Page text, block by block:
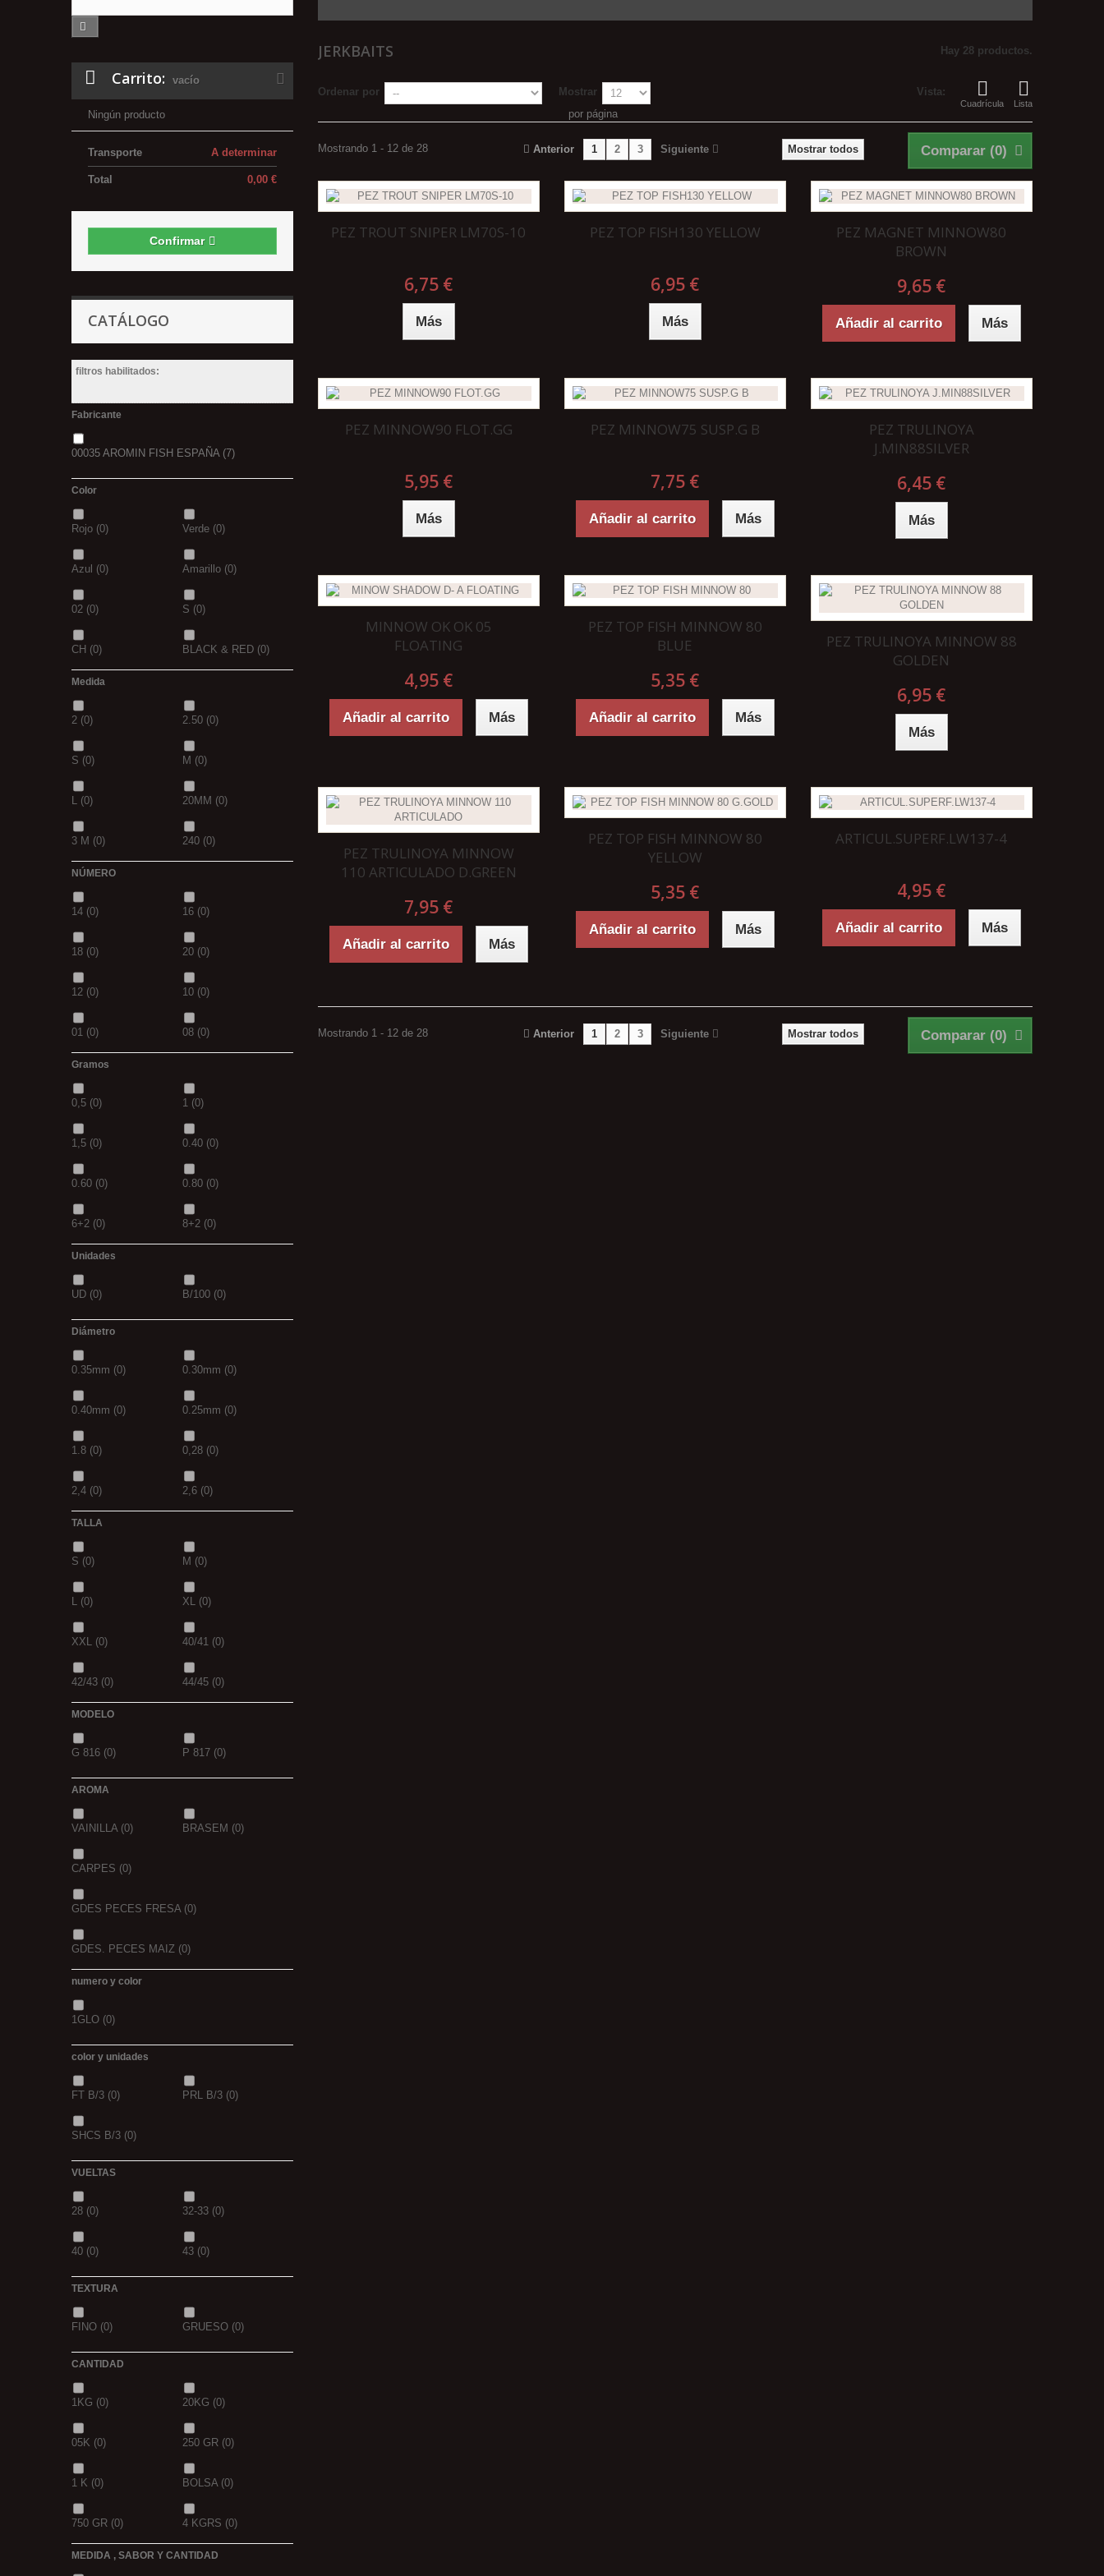
Carrito: vacío
Ningún producto
A determinar
Transporte
0,00 €
Total
Confirmar
CATÁLOGO
filtros habilitados:
Fabricante
00035 AROMIN FISH ESPAÑA(7)
Color
Rojo (0) Verde (0)
Azul (0) Amarillo (0)
02 (0) S (0)
CH (0) BLACK & RED (0)
(0) (0)
(0) (0)
(0)
(0) (0)
D.GREN PURPLE
18(0) blanca
Medida
2 (0) 2.50 (0)
S (0) M (0)
L (0) 20MM (0)
3 M (0) 240 (0)
(0) (0)
(0) (0)
8MM (0) 2 M (0)
(0) 30-25
35-30 1,10M
1,30M 2,5M
5/0 21MM
NÚMERO
14 (0) 16 (0)
18 (0) 20 (0)
12 (0) 10 (0)
01 (0) 08 (0)
(0) 3/0 (0)
(0) (0)
(0) (0)
(0) (0)
43(0) 44(0)
Gramos
0,5 (0) 1 (0)
1,5 (0) 0.40 (0)
0.60 (0) 0.80 (0)
6+2 (0) 8+2 (0)
(0) (0)
Unidades
UD (0) B/100 (0)
Diámetro
0.35mm (0) 0.30mm (0)
0.40mm (0) 0.25mm (0)
1.8 (0) 0,28 (0)
2,4 (0) 2,6 (0)
1,5 (0) (0)
2,3 (0)
TALLA
S (0) M (0)
L (0) XL (0)
XXL (0) 40/41 (0)
42/43 (0) 44/45 (0)
MODELO
G 816 (0) P 817 (0)
AROMA
VAINILLA(0) BRASEM (0)
CARPES (0)
GDES PECES FRESA(0)
GDES. PECES MAIZ (0)
GDES. PECES SCOPEX
TIGERNUTS
MIEL OCEAN LIVER
GOLDEN X
numero y color
1GLO (0)
color y unidades
FT B/3 (0) PRL B/3 (0)
SHCS B/3 (0)
VUELTAS
28 (0) 32-33 (0)
40 (0) 43 (0)
TEXTURA
FINO (0) GRUESO (0)
CANTIDAD
1KG (0) 20KG (0)
05K (0) 250 GR (0)
1 K (0) BOLSA(0)
750 GR (0) 4 KGRS (0)
(0)
MEDIDA , SABOR Y CANTIDAD
JERKBAITS Hay 28 productos.
Vista:
Cuadrícula Lista
Ordenar por
Mostrar
por página
Comparar (0)
Mostrar todos
Anterior 1 2 3 Siguiente
Mostrando 1 - 12 de 28
PEZ TROUT SNIPER LM70S-10
6,75 €
Más
PEZ TOP FISH130 YELLOW
6,95 €
Más
PEZ MAGNET MINNOW80
BROWN
9,65 €
Añadir al carrito Más
PEZ MINNOW90 FLOT.GG
5,95 €
Más
PEZ MINNOW75 SUSP.G B
7,75 €
Añadir al carrito Más
PEZ TRULINOYA
J.MIN88SILVER
6,45 €
Más
MINNOW OK OK 05
FLOATING
4,95 €
Añadir al carrito Más
PEZ TOP FISH MINNOW 80
BLUE
5,35 €
Añadir al carrito Más
PEZ TRULINOYA MINNOW 88
GOLDEN
6,95 €
Más
PEZ TRULINOYA MINNOW
110 ARTICULADO D.GREEN
7,95 €
Añadir al carrito Más
PEZ TOP FISH MINNOW 80
YELLOW
5,35 €
Añadir al carrito Más
ARTICUL.SUPERF.LW137-4
4,95 €
Añadir al carrito Más
Comparar (0)
Mostrar todos
Anterior 1 2 3 Siguiente
Mostrando 1 - 12 de 28